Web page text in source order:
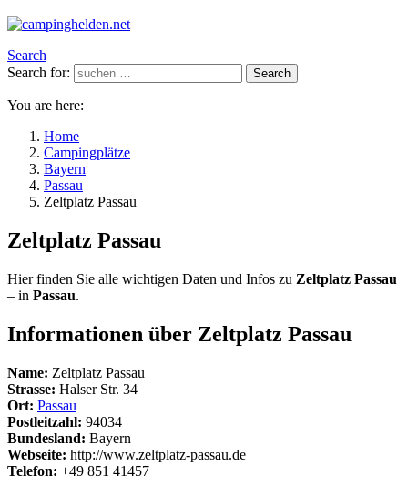
Search
Search for:
Search
You are here:
Home
Campingplätze
Bayern
Passau
Zeltplatz Passau
Zeltplatz Passau
Hier finden Sie alle wichtigen Daten und Infos zu Zeltplatz Passau
– in Passau.
Informationen über Zeltplatz Passau
Name: Zeltplatz Passau
Strasse: Halser Str. 34
Ort: Passau
Postleitzahl: 94034
Bundesland: Bayern
Webseite: http://www.zeltplatz-passau.de
Telefon: +49 851 41457